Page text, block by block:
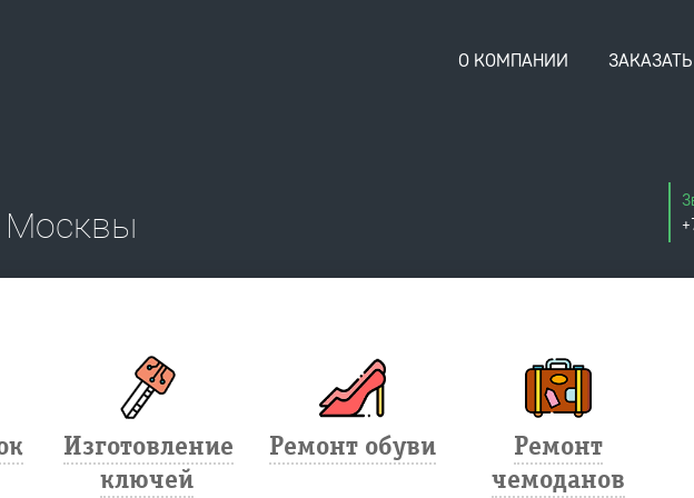
О КОМПАНИИ ЗАКАЗАТЬ
Москвы
Изготовление
ключей
Ремонт обуви
Ремонт
чемоданов